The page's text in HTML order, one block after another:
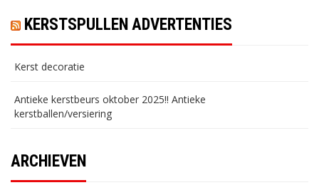
KERSTSPULLEN ADVERTENTIES
Kerst decoratie
Antieke kerstbeurs oktober 2025!! Antieke
kerstballen/versiering
ARCHIEVEN